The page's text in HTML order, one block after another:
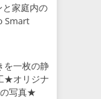
と家庭内の
Smart
を一枚の静
★オリジナ
の写真★